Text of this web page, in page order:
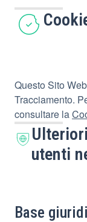
Questo Sito
Tracciamento.
consultare la
utenti
Base